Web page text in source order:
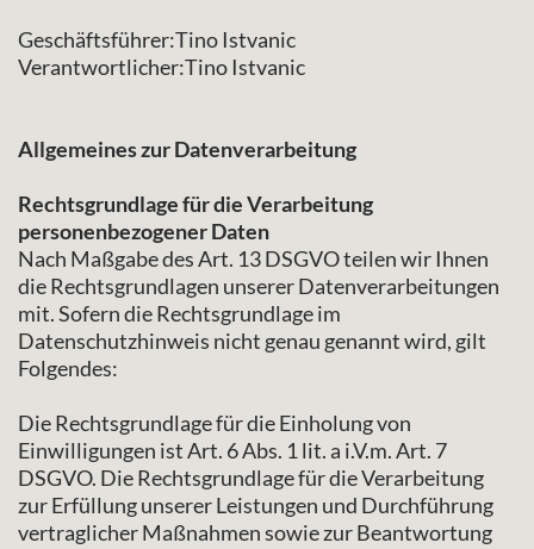
Geschäftsführer:Tino Istvanic
Verantwortlicher:Tino Istvanic
Allgemeines zur Datenverarbeitung
Rechtsgrundlage für die Verarbeitung
personenbezogener Daten
Nach Maßgabe des Art. 13 DSGVO teilen wir Ihnen
die Rechtsgrundlagen unserer Datenverarbeitungen
mit. Sofern die Rechtsgrundlage im
Datenschutzhinweis nicht genau genannt wird, gilt
Folgendes:
Die Rechtsgrundlage für die Einholung von
Einwilligungen ist Art. 6 Abs. 1 lit. a i.V.m. Art. 7
DSGVO. Die Rechtsgrundlage für die Verarbeitung
zur Erfüllung unserer Leistungen und Durchführung
vertraglicher Maßnahmen sowie zur Beantwortung